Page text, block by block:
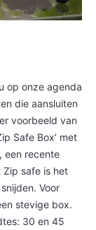
op onze agenda
die aansluiten
voorbeeld van
Safe Box’ met
een recente
Zip safe is het
Voor
stevige box.
30 en 45